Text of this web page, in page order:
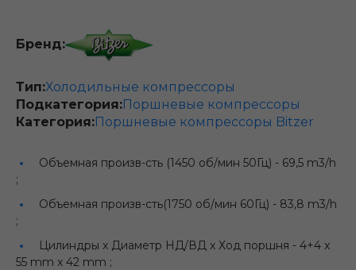
Бренд:
Тип:Холодильные компрессоры
Подкатегория:Поршневые компрессоры
Категория:Поршневые компрессоры Bitzer
Объемная произв-сть (1450 об/мин 50Гц) - 69,5 m3/h
;
Объемная произв-сть(1750 об/мин 60Гц) - 83,8 m3/h
;
Цилиндры х Диаметр НД/ВД х Ход поршня - 4+4 x
55 mm x 42 mm ;